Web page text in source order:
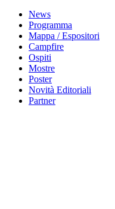
News
Programma
Mappa / Espositori
Campfire
Ospiti
Mostre
Poster
Novità Editoriali
Partner